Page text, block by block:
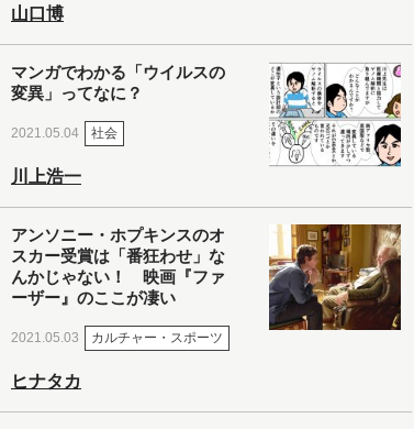
山口博
マンガでわかる「ウイルスの
変異」ってなに？
2021.05.04 社会
川上浩一
アンソニー・ホプキンスのオ
スカー受賞は「番狂わせ」な
んかじゃない！ 映画『ファ
ーザー』のここが凄い
2021.05.03 カルチャー・スポーツ
ヒナタカ